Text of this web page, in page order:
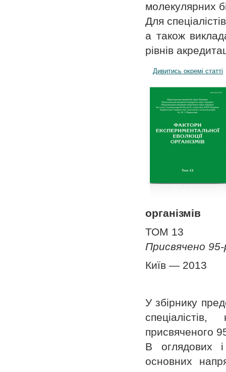
молекулярних
Для
а також
рівнів
Дивитись окремі статті
організмів
ТОМ 13
Присвячено 95-
Київ — 2013
У збірнику
присвяченого
В оглядових
основних